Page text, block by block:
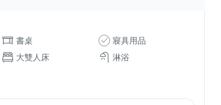
書桌
寢具用品
大雙人床 淋浴